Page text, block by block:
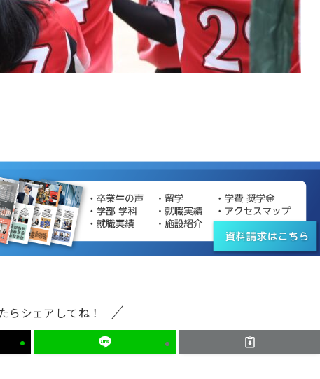
らシェアしてね！